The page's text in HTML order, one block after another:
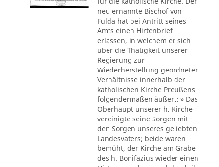
neu ernannte Bischof von
Fulda hat bei Antritt seines
Amts einen Hirtenbrief
erlassen, in welchem er sich
über die Thätigkeit unserer
Regierung zur
Wiederherstellung geordneter
Verhältnisse innerhalb der
katholischen Kirche Preußens
folgendermaßen äußert: » Das
Oberhaupt unserer h. Kirche
vereinigte seine Sorgen mit
den Sorgen unseres geliebten
Landesvaters; beide waren
bemüht, der Kirche am Grabe
des h. Bonifazius wieder einen